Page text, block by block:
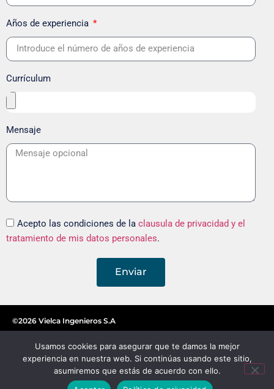
Años de experiencia
Currículum
Mensaje
Acepto las condiciones de la clausula de privacidad y el
tratamiento de mis datos personales.
Enviar
©2026 Vielca Ingenieros S.A
Usamos cookies para asegurar que te damos la mejor
experiencia en nuestra web. Si continúas usando este sitio,
asumiremos que estás de acuerdo con ello.